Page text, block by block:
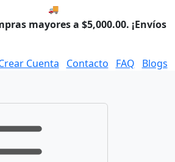
🚚 Envío el Jueves, 06 de
mayores a $5,000.00. ¡Envíos
Cuenta Contacto FAQ Blogs